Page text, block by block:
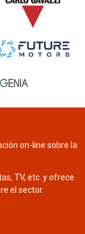
on-line sobre la
TV, etc. y ofrece
el sector.